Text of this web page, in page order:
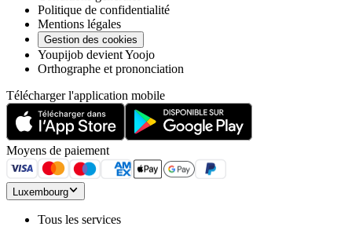
Politique de confidentialité
Mentions légales
Gestion des cookies
Youpijob devient Yoojo
Orthographe et prononciation
Télécharger l'application mobile
Moyens de paiement
Luxembourg
Tous les services